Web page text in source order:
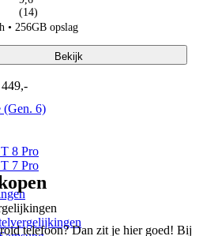
(4a) Pro
(4a)
(3a) Pro
(3a) Lite
(3)
(Gen. 6)
8 Pro
7 Pro
(14)
• 256GB opslag
449,-
Bekijk
telefoon? Dan zit je hier goed! Bij